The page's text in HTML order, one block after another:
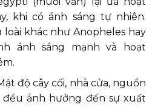
khi có ánh sáng tự nhiên.
loài khác như Anopheles hay
ánh sáng mạnh và hoạt
độ cây cối, nhà cửa, nguồn
ảnh hưởng đến sự xuất